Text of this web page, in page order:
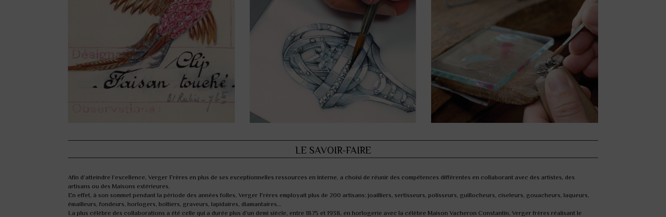
LE SAVOIR-FAIRE
Afin d’atteindre l’excellence, Verger Frères en plus de ses exceptionnelles ressources en interne, a choisi de réunir des compétences différentes en collaborant avec des artistes, des
artisans ou des Maisons extérieures.
En effet, à son sommet pendant la période des années folles, Verger Frères employait plus de 200 artisans: joailliers, sertisseurs, polisseurs, guillocheurs, ciseleurs, gouacheurs, laqueurs,
émailleurs, fondeurs, horlogers, boîtiers, graveurs, lapidaires, diamantaires…
La plus célèbre des collaborations a été celle qui a durée plus d’un demi siècle, entre 1875 et 1938, en horlogerie avec la célèbre Maison Vacheron Constantin, Verger frères réalisant le